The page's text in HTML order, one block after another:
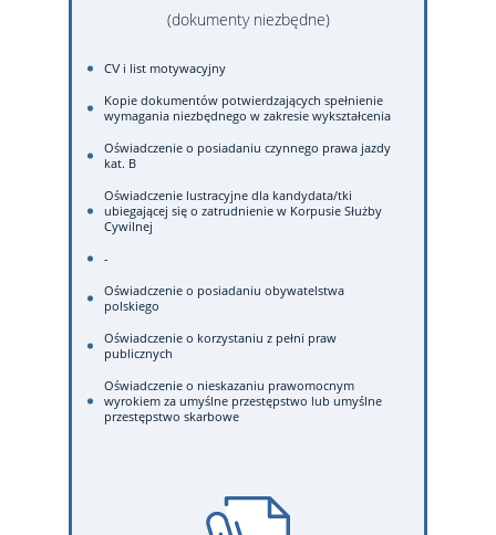
(dokumenty niezbędne)
CV i list motywacyjny
Kopie dokumentów potwierdzających spełnienie
wymagania niezbędnego w zakresie wykształcenia
Oświadczenie o posiadaniu czynnego prawa jazdy
kat. B
Oświadczenie lustracyjne dla kandydata/tki
ubiegającej się o zatrudnienie w Korpusie Służby
Cywilnej
-
Oświadczenie o posiadaniu obywatelstwa
polskiego
Oświadczenie o korzystaniu z pełni praw
publicznych
Oświadczenie o nieskazaniu prawomocnym
wyrokiem za umyślne przestępstwo lub umyślne
przestępstwo skarbowe